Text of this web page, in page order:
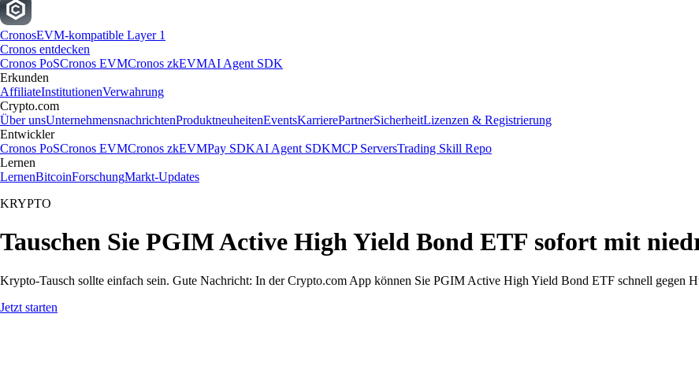
CronosEVM-kompatible Layer 1
Cronos entdecken
Cronos PoSCronos EVMCronos zkEVMAI Agent SDK
Erkunden
AffiliateInstitutionenVerwahrung
Crypto.com
Über unsUnternehmensnachrichtenProduktneuheitenEventsKarrierePartnerSicherheitLizenzen & Registrierung
Entwickler
Cronos PoSCronos EVMCronos zkEVMPay SDKAI Agent SDKMCP ServersTrading Skill Repo
Lernen
LernenBitcoinForschungMarkt-Updates
KRYPTO
Tauschen Sie PGIM Active High Yield Bond ETF sofort mit
Krypto-Tausch sollte einfach sein. Gute Nachricht: In der Crypto.com App können Sie PGIM Active High Yield Bond ETF schnell gegen
Jetzt starten